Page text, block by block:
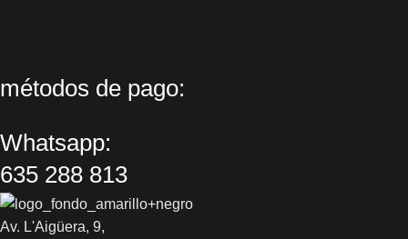
métodos de pago:
Whatsapp:
635 288 813
Av. L'Aigüera, 9,